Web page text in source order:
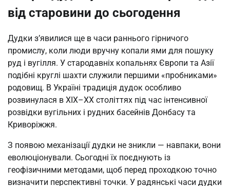
від старовини до сьогодення
Дудки з’явилися ще в часи раннього гірничого
промислу, коли люди вручну копали ями для пошуку
руд і вугілля. У стародавніх копальнях Європи та Азії
подібні круглі шахти служили першими «пробниками»
родовищ. В Україні традиція дудок особливо
розвинулася в XIX–XX століттях під час інтенсивної
розвідки вугільних і рудних басейнів Донбасу та
Криворіжжя.
З появою механізації дудки не зникли — навпаки, вони
еволюціонували. Сьогодні їх поєднують із
геофізичними методами, щоб перед проходкою точно
визначити перспективні точки. У радянські часи дудки